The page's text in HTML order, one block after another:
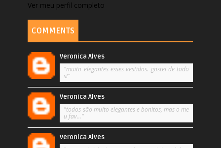
Ver meu perfil completo
COMMENTS
Veronica Alves
"muito elegantes esses vestidos. gostei de todo
s!"
Veronica Alves
"todos são muito elegantes e bonitos, mas o me
u fav..."
Veronica Alves